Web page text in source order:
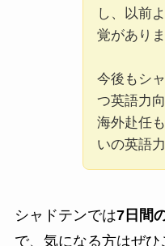
し、以前
覚がありま
今後もシ
つ英語力
海外赴任
いの英語
シャドテンでは7日間
で、気になる方はぜ